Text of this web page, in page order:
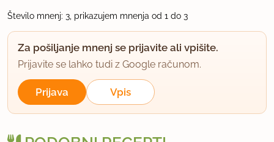
Kozamurnik, bilo je kar za prek 50 porcij
uporabno
Število mnenj: 3, prikazujem mnenja od 1 do 3
Za pošiljanje mnenj se prijavite ali vpišite.
Prijavite se lahko tudi z Google računom.
Prijava Vpis